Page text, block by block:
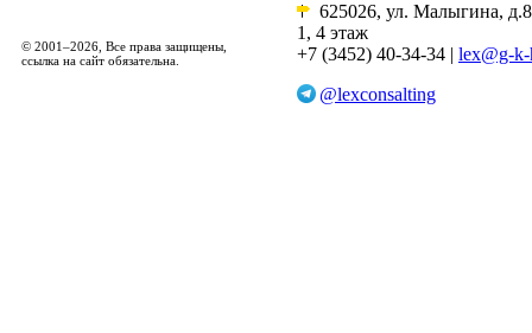
© 2001–2026, Все права защищены,
ссылка на сайт обязательна.
625026, ул. Малыгина,
1, 4 этаж
+7 (3452) 40-34-34 | lex@g-
@lexconsalting